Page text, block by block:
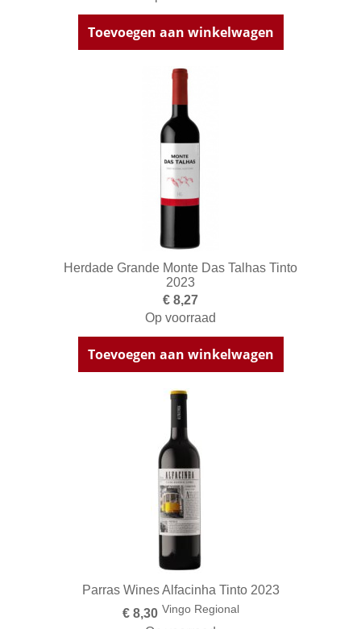
Toevoegen aan winkelwagen
Herdade Grande Monte Das Talhas Tinto
2023
€ 8,27
Op voorraad
Toevoegen aan winkelwagen
Parras Wines Alfacinha Tinto 2023
€ 8,30 Vingo Regional